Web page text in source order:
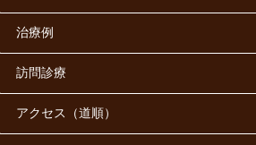
治療例
訪問診療
アクセス（道順）